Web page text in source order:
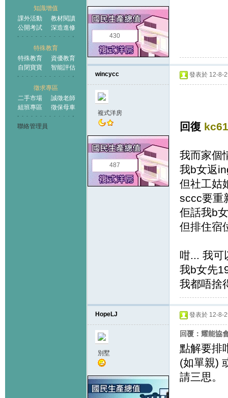
知識增值
課外活動
教材閱讀
公開考試
深造進修
特殊教育
特殊教育
資優教育
自閉寶寶
智能評估
徵求專區
二手市場
誠徵老師
組班專區
徵保母車
聯絡管理員
430
wincycc
複式洋房
487
發表於 12-8-
回復
我而家個
我b女返
但社工姑
sccc要重
佢話我b
但排住宿
咁... 我可
我b女先
我都唔捨
HopeLJ
別墅
發表於 12-8-
回覆：耀能協
點解要排
(如單親)
請三思。